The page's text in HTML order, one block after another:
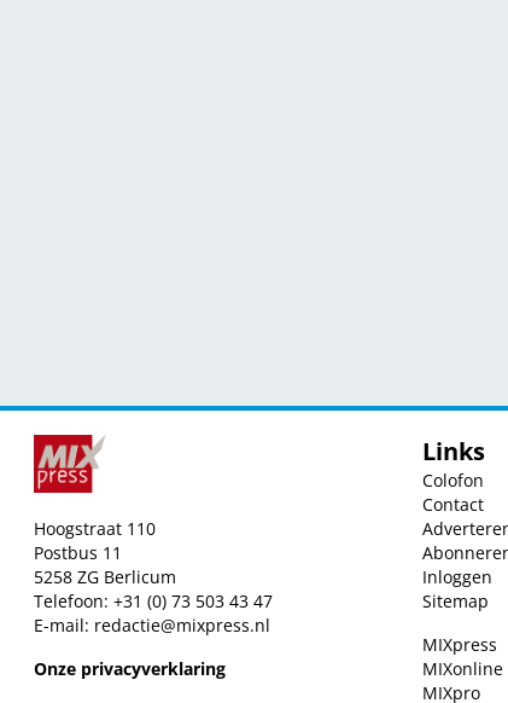
Hoogstraat 110
Postbus 11
5258 ZG Berlicum
Telefoon: +31 (0) 73 503 43 47
E-mail: redactie@mixpress.nl
Onze privacyverklaring
Links
Colofon
Contact
Inloggen
Sitemap
MIXpress
MIXonline
MIXpro